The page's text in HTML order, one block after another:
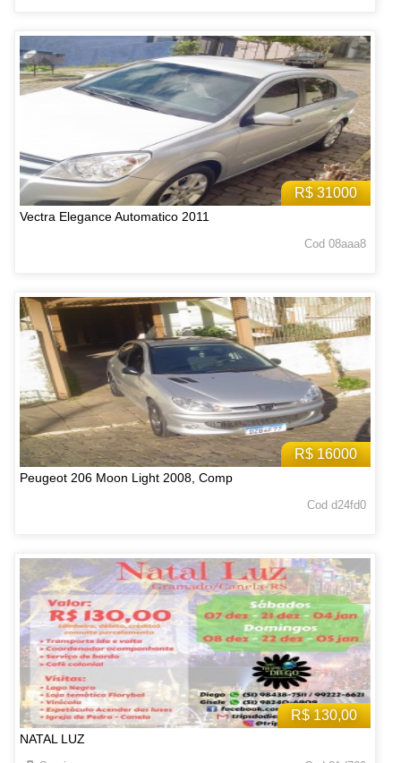
R$ 31000
Vectra Elegance Automatico 2011
Cod 08aaa8
R$ 16000
Peugeot 206 Moon Light 2008, Comp
Cod d24fd0
R$ 130,00
NATAL LUZ